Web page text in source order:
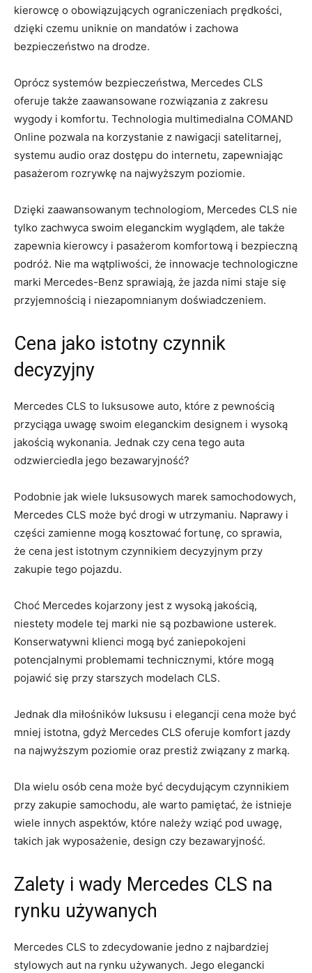
kierowcę​ o obowiązujących ograniczeniach prędkości,
dzięki czemu uniknie ​on‍ mandatów i zachowa
bezpieczeństwo na⁣ drodze.
Oprócz systemów​ bezpieczeństwa, Mercedes CLS‌
oferuje także zaawansowane rozwiązania z zakresu
wygody⁤ i komfortu. Technologia multimedialna COMAND
Online pozwala na ​korzystanie z nawigacji satelitarnej,
systemu audio‍ oraz ⁣dostępu do ⁤internetu,​ zapewniając
pasażerom⁢ rozrywkę na najwyższym⁤ poziomie.
Dzięki zaawansowanym ⁤technologiom, Mercedes CLS nie
tylko zachwyca swoim eleganckim ⁢wyglądem, ⁤ale⁣ także
zapewnia kierowcy⁤ i pasażerom komfortową i ‌bezpieczną⁤
podróż.⁢ Nie ma wątpliwości, że⁤ innowacje technologiczne⁤
marki Mercedes-Benz sprawiają,⁤ że jazda nimi staje się
przyjemnością i ‌niezapomnianym doświadczeniem.
Cena jako istotny czynnik
decyzyjny
Mercedes⁢ CLS ‌to luksusowe auto, które z pewnością
przyciąga uwagę swoim⁣ eleganckim designem i wysoką
⁤jakością wykonania. ⁤Jednak czy⁢ cena tego ⁤auta
odzwierciedla jego bezawaryjność?
Podobnie jak wiele luksusowych ⁤marek samochodowych,
Mercedes CLS⁤ może być drogi w utrzymaniu. ​Naprawy i
‍części​ zamienne mogą kosztować ‌fortunę,⁤ co sprawia,
że ⁢cena jest istotnym czynnikiem decyzyjnym ​przy
zakupie tego pojazdu.
Choć⁣ Mercedes kojarzony jest z wysoką jakością,
niestety modele tej marki nie są pozbawione usterek. ​
Konserwatywni klienci‍ mogą‌ być zaniepokojeni
potencjalnymi problemami‌ technicznymi, które mogą‍
pojawić⁤ się ⁤przy starszych modelach CLS.
Jednak dla ⁣miłośników luksusu i elegancji cena może‍ być
mniej ​istotna, gdyż⁤ Mercedes CLS oferuje komfort ‌jazdy
na ‍najwyższym poziomie oraz ⁢prestiż związany‍ z marką.
Dla wielu osób cena ⁣może być ⁢decydującym czynnikiem‍
przy zakupie samochodu,⁣ ale warto pamiętać, że istnieje
wiele innych aspektów,⁢ które należy wziąć pod ⁤uwagę,
takich​ jak wyposażenie, ‍design czy bezawaryjność.
Zalety ‍i wady ⁣Mercedes CLS na
⁢rynku używanych
Mercedes CLS to⁣ zdecydowanie jedno z najbardziej⁣
stylowych aut ‍na rynku używanych. ⁢Jego elegancki